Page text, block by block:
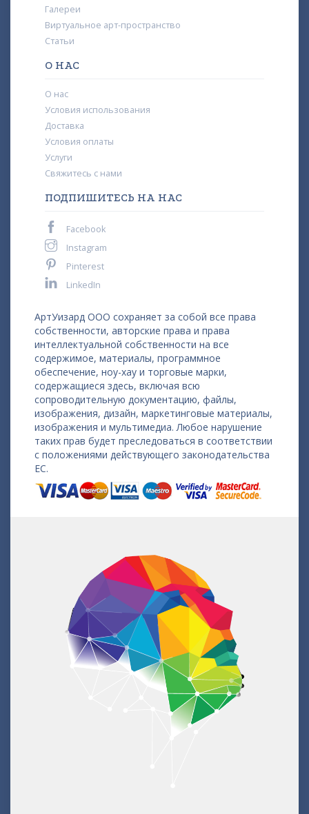
Галереи
Виртуальное арт-пространство
Статьи
О НАС
О нас
Условия использования
Доставка
Условия оплаты
Услуги
Свяжитесь с нами
ПОДПИШИТЕСЬ НА НАС
Facebook
Instagram
Pinterest
LinkedIn
АртУизард ООО сохраняет за собой все права
собственности, авторские права и права
интеллектуальной собственности на все
содержимое, материалы, программное
обеспечение, ноу-хау и торговые марки,
содержащиеся здесь, включая всю
сопроводительную документацию, файлы,
изображения, дизайн, маркетинговые материалы,
изображения и мультимедиа. Любое нарушение
таких прав будет преследоваться в соответствии
с положениями действующего законодательства
ЕС.